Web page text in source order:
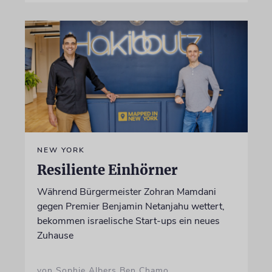
NEW YORK
Resiliente Einhörner
Während Bürgermeister Zohran Mamdani
gegen Premier Benjamin Netanjahu wettert,
bekommen israelische Start-ups ein neues
Zuhause